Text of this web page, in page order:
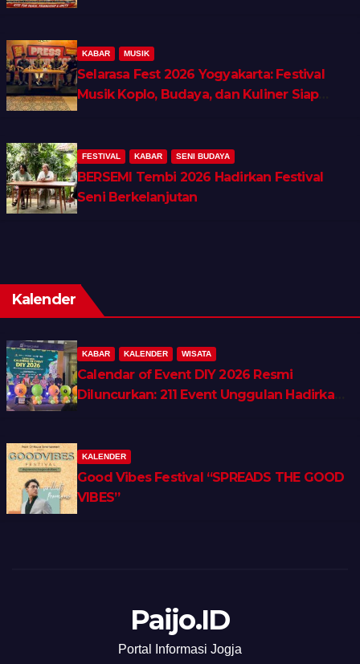
KABAR MUSIK
Selarasa Fest 2026 Yogyakarta: Festival
Musik Koplo, Budaya, dan Kuliner Siap
FESTIVAL KABAR SENI BUDAYA
BERSEMI Tembi 2026 Hadirkan Festival
Seni Berkelanjutan
Kalender
KABAR KALENDER WISATA
Calendar of Event DIY 2026 Resmi
Diluncurkan: 211 Event Unggulan Hadirkan
KALENDER
Good Vibes Festival “SPREADS THE GOOD
VIBES”
Paijo.ID
Portal Informasi Jogja